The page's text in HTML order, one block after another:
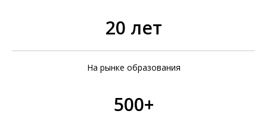
20 лет
На рынке образования
500+